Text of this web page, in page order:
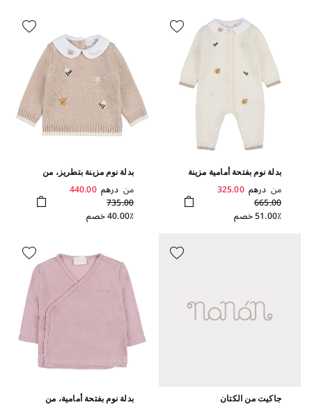
بدلة نوم بفتحة أمامية مزينة
من درهم 325.00
665.00
51.00٪ خصم
بدلة نوم مزينة بتطريز، من
من درهم 440.00
735.00
40.00٪ خصم
جاكيت من الكتان
بدلة نوم بفتحة أمامية، من